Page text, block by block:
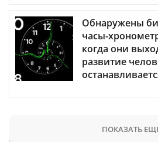
Обнаружены
часы-
когда они
развитие
ПОКАЗАТЬ